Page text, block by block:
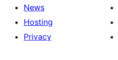
News
Hosting
Privacy